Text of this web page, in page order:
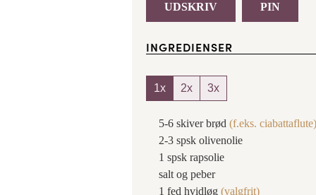
UDSKRIV PIN
INGREDIENSER
1x 2x 3x
5-6 skiver brød (f.eks. ciabattaflute)
2-3 spsk olivenolie
1 spsk rapsolie
salt og peber
1 fed hvidløg (valgfrit)